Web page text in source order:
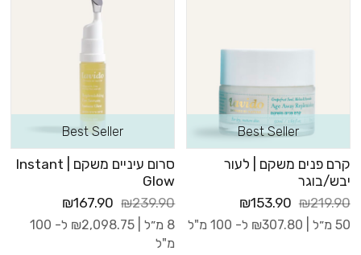
Best Seller
קרם פנים משקם | לעור
יבש/בוגר
₪219.90
₪153.90
50 מ״ל | ₪307.80 ל- 100 מ"ל
Best Seller
סרום עיניים משקם | Instant
Glow
₪239.90
₪167.90
8 מ״ל | ₪2,098.75
ל- 100
מ"ל